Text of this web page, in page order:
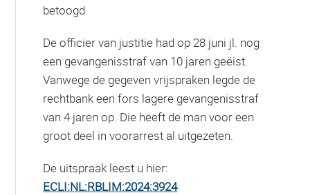
betoogd.
De officier van justitie had op 28 juni jl. nog
een gevangenisstraf van 10 jaren geëist.
Vanwege de gegeven vrijspraken legde de
rechtbank een fors lagere gevangenisstraf
van 4 jaren op. Die heeft de man voor een
groot deel in voorarrest al uitgezeten.
De uitspraak leest u hier:
ECLI:NL:RBLIM:2024:3924